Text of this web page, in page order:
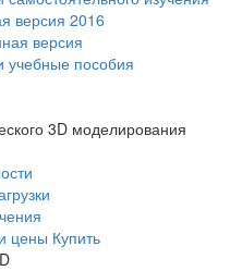
версия 2016
версия
учебные пособия
3D моделирования
цены Купить